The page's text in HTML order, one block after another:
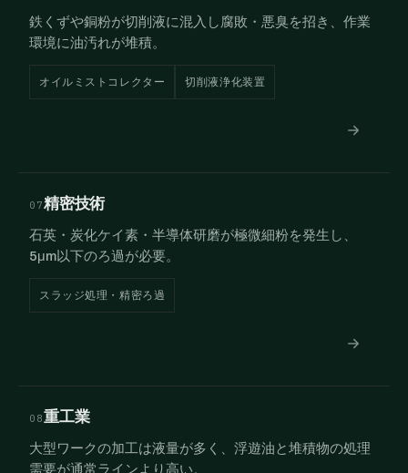
鉄くずや銅粉が切削液に混入し腐敗・悪臭を招き、作業
環境に油汚れが堆積。
オイルミストコレクター 切削液浄化装置
07精密技術
石英・炭化ケイ素・半導体研磨が極微細粉を発生し、
5μm以下のろ過が必要。
スラッジ処理・精密ろ過
08重工業
大型ワークの加工は液量が多く、浮遊油と堆積物の処理
需要が通常ラインより高い。